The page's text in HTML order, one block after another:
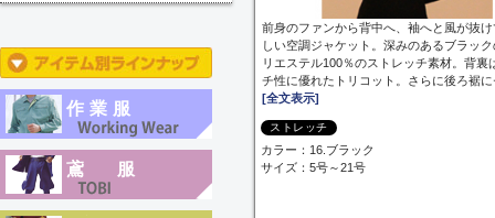
前身のファンから背中へ、袖へと風が抜
しい空調ジャケット。深みのあるブラッ
リエステル100％のストレッチ素材。背裏
チ性に優れたトリコット。さらに後ろ裾
[全文表示]
ストレッチ
カラー：16.ブラック
サイズ：5号～21号
作業服
鳶服